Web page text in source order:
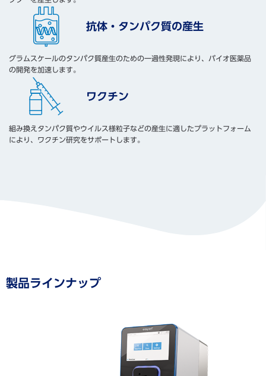
抗体・タンパク質の産生
グラムスケールのタンパク質産生のための一過性発現により、バイオ医薬品
の開発を加速します。
ワクチン
組み換えタンパク質やウイルス様粒子などの産生に適したプラットフォーム
により、ワクチン研究をサポートします。
製品ラインナップ